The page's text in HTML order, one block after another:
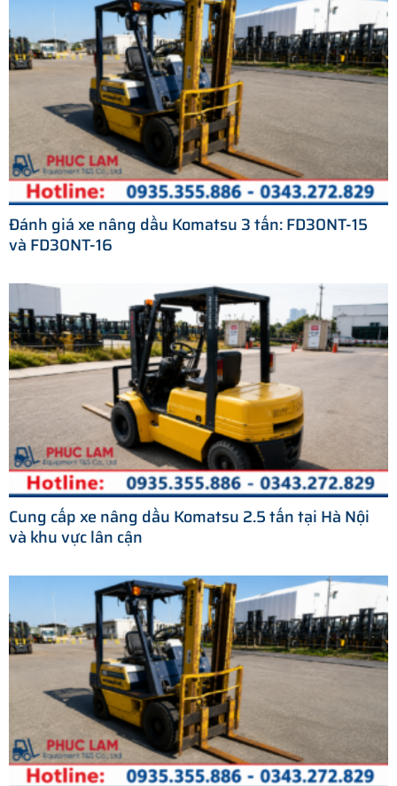
Đánh giá xe nâng dầu Komatsu 3 tấn: FD30NT-15
và FD30NT-16
Cung cấp xe nâng dầu Komatsu 2.5 tấn tại Hà Nội
và khu vực lân cận